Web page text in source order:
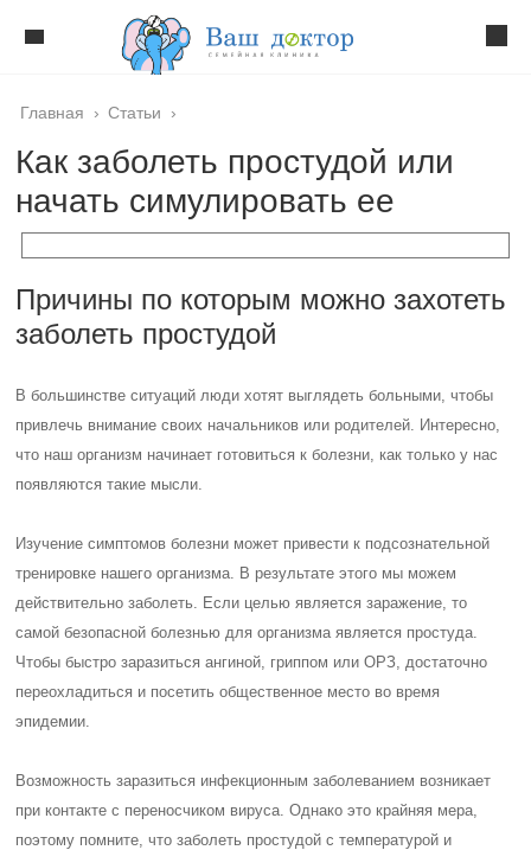
Главная › Статьи ›
Как заболеть простудой или
начать симулировать ее
Причины по которым можно захотеть
заболеть простудой
В большинстве ситуаций люди хотят выглядеть больными, чтобы
привлечь внимание своих начальников или родителей. Интересно,
что наш организм начинает готовиться к болезни, как только у нас
появляются такие мысли.
Изучение симптомов болезни может привести к подсознательной
тренировке нашего организма. В результате этого мы можем
действительно заболеть. Если целью является заражение, то
самой безопасной болезнью для организма является простуда.
Чтобы быстро заразиться ангиной, гриппом или ОРЗ, достаточно
переохладиться и посетить общественное место во время
эпидемии.
Возможность заразиться инфекционным заболеванием возникает
при контакте с переносчиком вируса. Однако это крайняя мера,
поэтому помните, что заболеть простудой с температурой и